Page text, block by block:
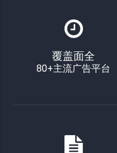
覆盖面全
80+主流广告平台